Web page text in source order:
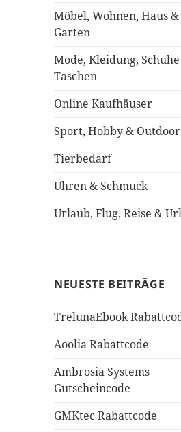
Möbel, Wohnen, Haus &
Garten
Mode, Kleidung,
Taschen
Online Kaufhäuser
Sport, Hobby & Outdoor
Tierbedarf
Uhren & Schmuck
Urlaub, Flug, Reise &
NEUESTE BEITRÄGE
TrelunaEbook
Aoolia Rabattcode
Ambrosia Systems
Gutscheincode
GMKtec Rabattcode